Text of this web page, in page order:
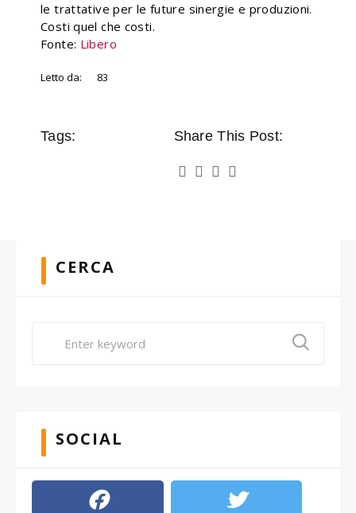
le trattative per le future sinergie e produzioni.
Costi quel che costi.
Fonte: Libero
Letto da: 83
Tags: Share This Post:
CERCA
SOCIAL